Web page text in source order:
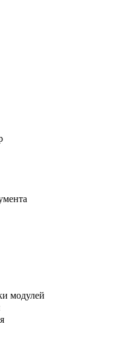
модулей